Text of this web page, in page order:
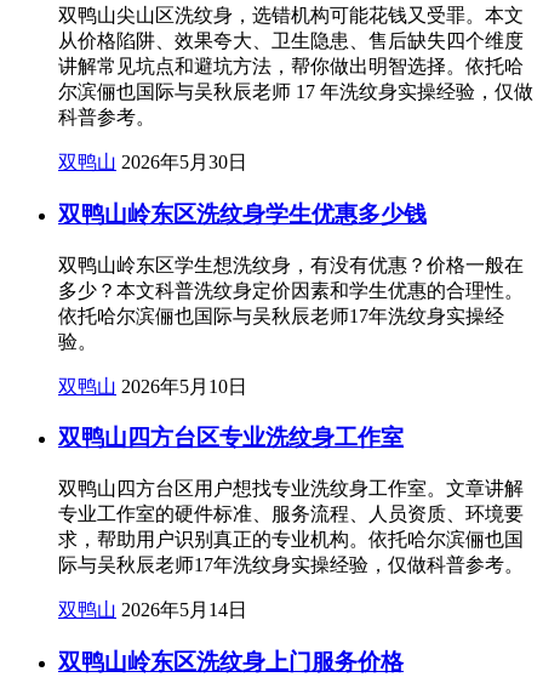
双鸭山尖山区洗纹身，选错机构可能花钱又受罪。本文
从价格陷阱、效果夸大、卫生隐患、售后缺失四个维度
讲解常见坑点和避坑方法，帮你做出明智选择。依托哈
尔滨俪也国际与吴秋辰老师 17 年洗纹身实操经验，仅做
科普参考。
双鸭山 2026年5月30日
双鸭山岭东区洗纹身学生优惠多少钱
双鸭山岭东区学生想洗纹身，有没有优惠？价格一般在
多少？本文科普洗纹身定价因素和学生优惠的合理性。
依托哈尔滨俪也国际与吴秋辰老师17年洗纹身实操经
验。
双鸭山 2026年5月10日
双鸭山四方台区专业洗纹身工作室
双鸭山四方台区用户想找专业洗纹身工作室。文章讲解
专业工作室的硬件标准、服务流程、人员资质、环境要
求，帮助用户识别真正的专业机构。依托哈尔滨俪也国
际与吴秋辰老师17年洗纹身实操经验，仅做科普参考。
双鸭山 2026年5月14日
双鸭山岭东区洗纹身上门服务价格